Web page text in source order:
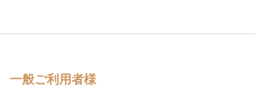
一般ご利用者様